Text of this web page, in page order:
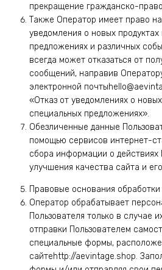
прекращение гражданско-
Также Оператор имеет право
уведомления о новых продуктах
предложениях и различных
всегда может отказаться от
сообщений, направив
электронной
«Отказ от уведомлениях о
специальных предложениях».
Обезличенные данные
помощью сервисов интернет-
сбора информации о действиях
улучшения качества сайта и
Правовые основания
Оператор обрабатывает
Пользователя только в случае
отправки Пользователем
специальные формы,
сайтеhttp://aevintage.shop.